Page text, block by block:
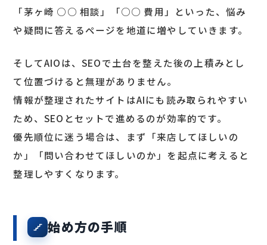
「茅ヶ崎 ○○ 相談」「○○ 費用」といった、悩み
や疑問に答えるページを地道に増やしていきます。
そしてAIOは、SEOで土台を整えた後の上積みとし
て位置づけると無理がありません。
情報が整理されたサイトはAIにも読み取られやすい
ため、SEOとセットで進めるのが効率的です。
優先順位に迷う場合は、まず「来店してほしいの
か」「問い合わせてほしいのか」を起点に考えると
整理しやすくなります。
始め方の手順